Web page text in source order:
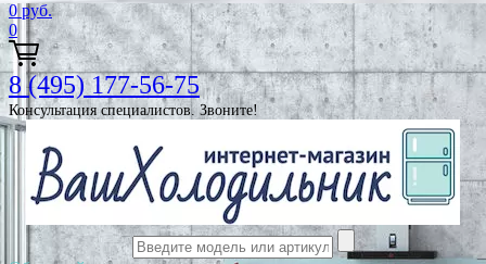
0 руб.
0
8 (495) 177-56-75
Консультация специалистов. Звоните!